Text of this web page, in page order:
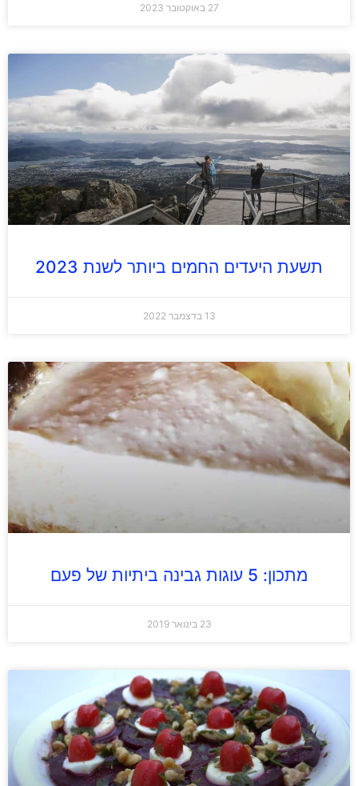
27 באוקטובר 2023
תשעת היעדים החמים ביותר לשנת 2023
13 בדצמבר 2022
מתכון: 5 עוגות גבינה ביתיות של פעם
23 בינואר 2019